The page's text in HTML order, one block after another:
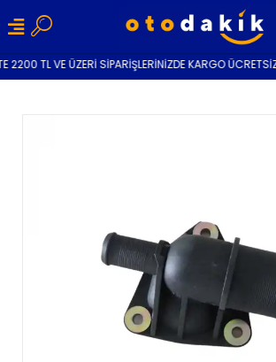
2200 TL VE ÜZERİ SİPARİŞLERİNİZDE KARGO ÜCRETSİZ